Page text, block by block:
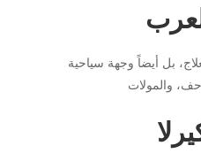
بل أيضاً وجهة سياحية